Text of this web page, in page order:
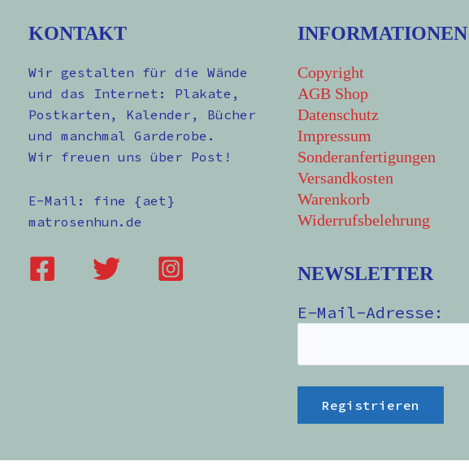
KONTAKT
Wir gestalten für die Wände
und das Internet: Plakate,
Postkarten, Kalender, Bücher
und manchmal Garderobe.
Wir freuen uns über Post!
E-Mail: fine {aet}
matrosenhun.de
INFORMATIONEN
Copyright
AGB Shop
Datenschutz
Impressum
Sonderanfertigungen
Versandkosten
Warenkorb
Widerrufsbelehrung
NEWSLETTER
E-Mail-Adresse: